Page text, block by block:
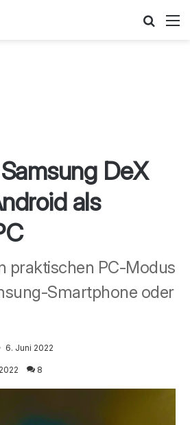
DeX
als
praktischen PC-Modus
Smartphone oder
6. Juni 2022
8